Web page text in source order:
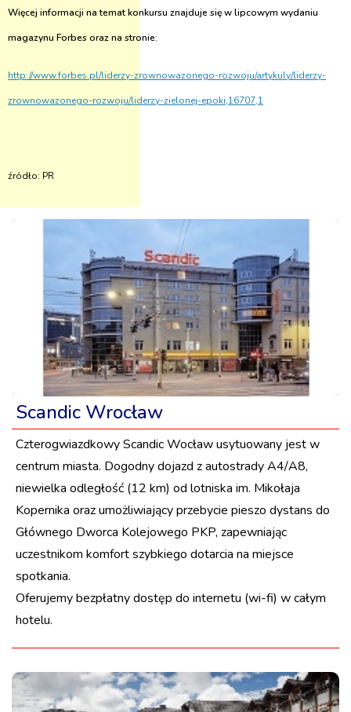
Więcej informacji na temat konkursu znajduje się w lipcowym wydaniu
magazynu Forbes oraz na stronie:
http://www.forbes.pl/liderzy-zrownowazonego-rozwoju/artykuly/liderzy-
zrownowazonego-rozwoju/liderzy-zielonej-epoki,16707,1
źródło: PR
Scandic Wrocław
Czterogwiazdkowy Scandic Wocław usytuowany jest w
centrum miasta. Dogodny dojazd z autostrady A4/A8,
niewielka odległość (12 km) od lotniska im. Mikołaja
Kopernika oraz umożliwiający przebycie pieszo dystans do
Głównego Dworca Kolejowego PKP, zapewniając
uczestnikom komfort szybkiego dotarcia na miejsce
spotkania.
Oferujemy bezpłatny dostęp do internetu (wi-fi) w całym
hotelu.